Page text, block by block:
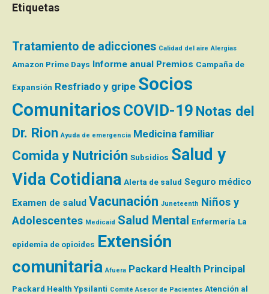
Etiquetas
Tratamiento de adicciones Calidad del aire Alergias
Amazon Prime Days Informe anual Premios Campaña de
Expansión Resfriado y gripe Socios
Comunitarios COVID-19 Notas del
Dr. Rion Ayuda de emergencia Medicina familiar
Comida y Nutrición Subsidios Salud y
Vida Cotidiana Alerta de salud Seguro médico
Examen de salud Vacunación Juneteenth Niños y
Adolescentes Medicaid Salud Mental Enfermería La
epidemia de opioides Extensión
comunitaria Afuera Packard Health Principal
Packard Health Ypsilanti Comité Asesor de Pacientes Atención al